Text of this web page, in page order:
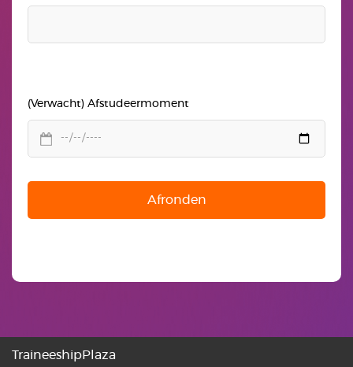
(Verwacht) Afstudeermoment
Afronden
TraineeshipPlaza